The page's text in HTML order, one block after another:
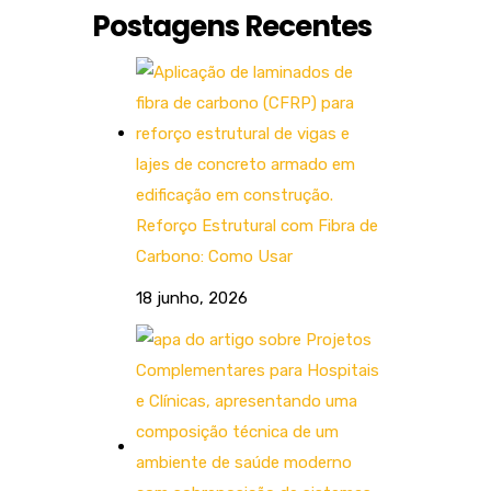
Postagens Recentes
Reforço Estrutural com Fibra de
Carbono: Como Usar
18 junho, 2026